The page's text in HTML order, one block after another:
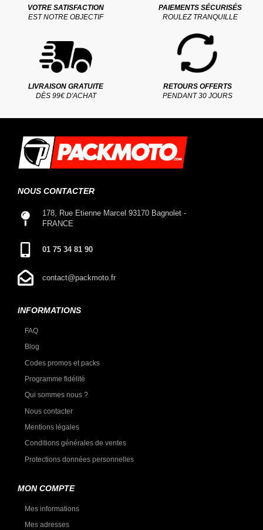
VOTRE SATISFACTION
EST NOTRE OBJECTIF
PAIEMENTS SÉCURISÉS
ROULEZ TRANQUILLE
LIVRAISON GRATUITE
DÈS 99€ D'ACHAT
RETOURS OFFERTS
PENDANT 30 JOURS
NOUS CONTACTER
178, Rue Etienne Marcel 93170 Bagnolet -
FRANCE
01 75 34 81 90
contact@packmoto.fr
INFORMATIONS
FAQ
Blog
Codes promos et packs
Programme fidélité
Qui sommes nous ?
Nous contacter
Mentions légales
Conditions générales de ventes
Protections données personnelles
MON COMPTE
Mes informations
Mes adresses